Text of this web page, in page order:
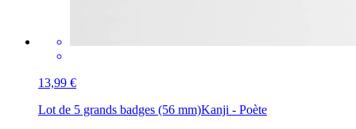
13,99 €
Lot de 5 grands badges (56 mm)Kanji - Poète